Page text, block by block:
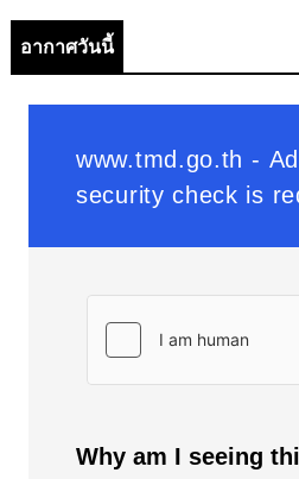
อากาศวันนี้